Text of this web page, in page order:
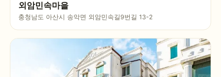
외암민속마을
충청남도 아산시 송악면 외암민속길9번길 13-2